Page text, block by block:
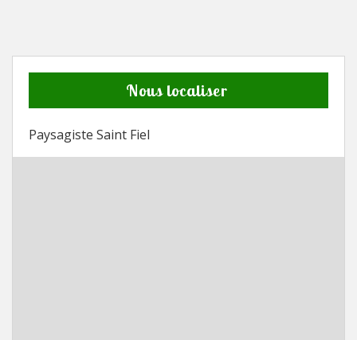
Nous localiser
Paysagiste Saint Fiel